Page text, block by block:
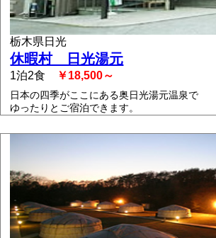
栃木県日光
休暇村 日光湯元
1泊2食 ￥18,500～
日本の四季がここにある奥日光湯元温泉で
ゆったりとご宿泊できます。